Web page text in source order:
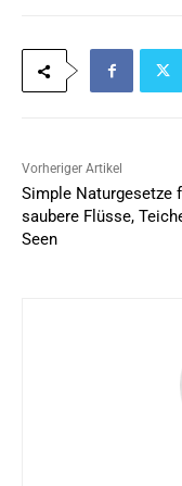
Vorheriger Artikel
Simple Naturgesetze
saubere Flüsse,
Seen